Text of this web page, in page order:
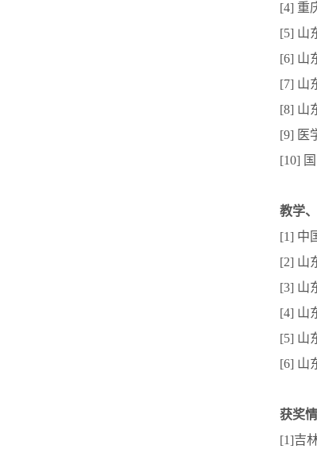
[4] 重
[5] 山
[6] 山
[7] 山
[8] 山
[9] 医
[10]
教学
[1] 中
[2] 山
[3] 山
[4] 山
[5] 山
[6] 山
获奖
[1]吉